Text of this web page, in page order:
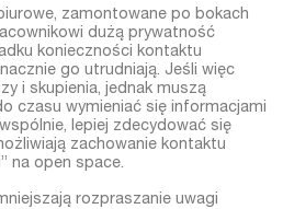
zamontowane po bokach
dużą prywatność
konieczności kontaktu
go utrudniają. Jeśli więc
i skupienia, jednak muszą
czasu wymieniać się informacjami
lepiej zdecydować się
zachowanie kontaktu
na open space.
rozpraszanie uwagi